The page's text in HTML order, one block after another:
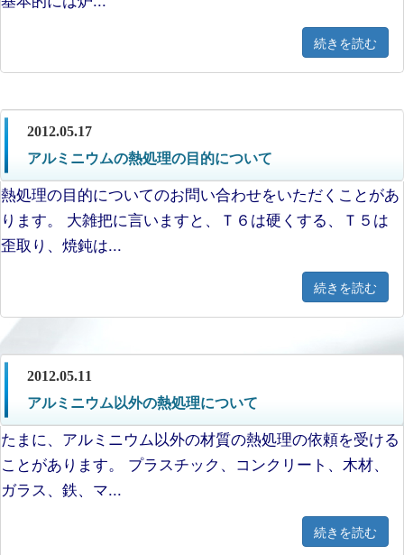
続きを読む
2012.05.17
アルミニウムの熱処理の目的について
熱処理の目的についてのお問い合わせをいただくことがあ
ります。 大雑把に言いますと、Ｔ６は硬くする、Ｔ５は
歪取り、焼鈍は...
続きを読む
2012.05.11
アルミニウム以外の熱処理について
たまに、アルミニウム以外の材質の熱処理の依頼を受ける
ことがあります。 プラスチック、コンクリート、木材、
ガラス、鉄、マ...
続きを読む